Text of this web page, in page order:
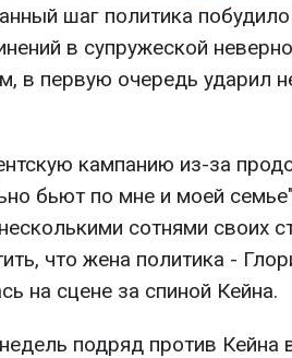
шаг политика
в супружеской
в первую очередь ударил
кампанию из-за
бьют по мне и моей
сотнями своих
что жена политика -
на сцене за спиной Кейна.
подряд против Кейна